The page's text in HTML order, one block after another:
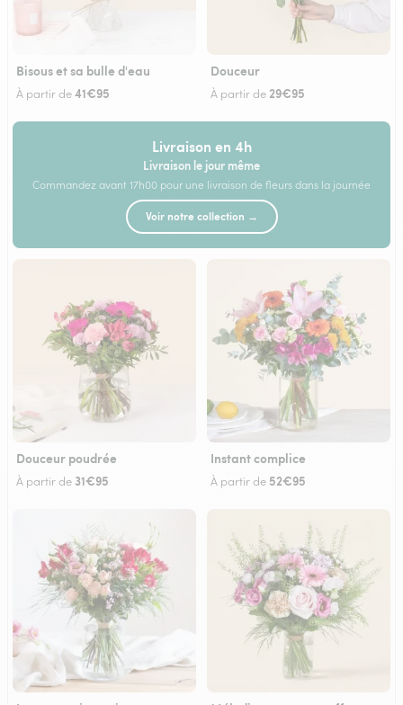
Bisous et sa bulle d'eau
À partir de41€95
Douceur
À partir de 29€95
Livraison en 4h
Livraison le jour même
Commandez avant 17h00 pour une livraison de fleurs dans la journée
Voir notre collection →
Douceur poudrée
À partir de 31€95
Instant complice
À partir de 52€95